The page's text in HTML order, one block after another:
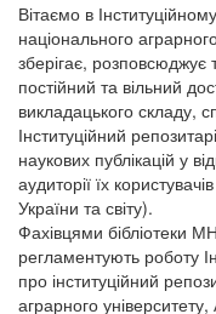
Вітаємо в
національного
зберігає, розповсюджує
постійний та вільний
викладацького складу,
Інституційний
наукових публікацій у
аудиторії їх
України та світу).
Фахівцями бібліотеки
регламентують роботу
про інституційний
аграрного